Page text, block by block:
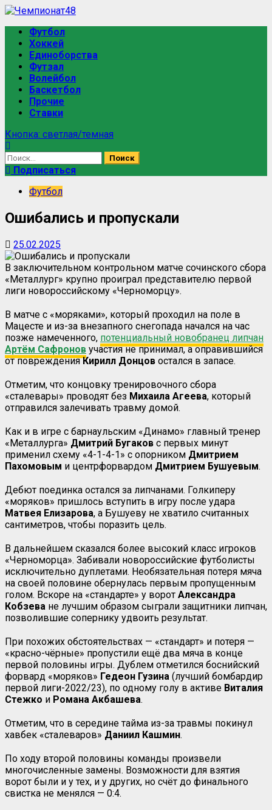
Перейти
содержимому
Основное
меню
Футбол
Хоккей
Единоборства
Футзал
Волейбол
Баскетбол
Прочие
Ставки
Кнопка: светлая/темная
Найти:
Подписаться
Футбол
Ошибались и пропускали
25.02.2025
В заключительном контрольном матче сочинского сбора
«Металлург» крупно проиграл представителю первой
лиги новороссийскому «Черноморцу».
В матче с «моряками», который проходил на поле в
Мацесте и из-за внезапного снегопада начался на час
позже намеченного, потенциальный новобранец липчан
Артём Сафронов участия не принимал, а оправившийся
от поврежденияКирилл Донцов остался в запасе.
Отметим, что концовку тренировочного сбора
«сталевары» проводят без Михаила Агеева, который
отправился залечивать травму домой.
Как и в игре с барнаульским «Динамо» главный тренер
«Металлурга» Дмитрий Бугаков с первых минут
применил схему «4-1-4-1» с опорником Дмитрием
Пахомовым и центрфорвардом Дмитрием Бушуевым.
Дебют поединка остался за липчанами. Голкиперу
«моряков» пришлось вступить в игру после удара
Матвея Елизарова, а Бушуеву не хватило считанных
сантиметров, чтобы поразить цель.
В дальнейшем сказался более высокий класс игроков
«Черноморца». Забивали новороссийские футболисты
исключительно дуплетами. Необязательная потеря мяча
на своей половине обернулась первым пропущенным
голом. Вскоре на «стандарте» у ворот Александра
Кобзева не лучшим образом сыграли защитники липчан,
позволившие сопернику удвоить результат.
При похожих обстоятельствах — «стандарт» и потеря —
«красно-чёрные» пропустили ещё два мяча в конце
первой половины игры. Дублем отметился боснийский
форвард «моряков» Гедеон Гузина (лучший бомбардир
первой лиги-2022/23), по одному голу в активе Виталия
Стежко и Романа Акбашева.
Отметим, что в середине тайма из-за травмы покинул
хавбек «сталеваров» Даниил Кашмин.
По ходу второй половины команды произвели
многочисленные замены. Возможности для взятия
ворот были и у тех, и у других, но счёт до финального
свистка не менялся — 0:4.